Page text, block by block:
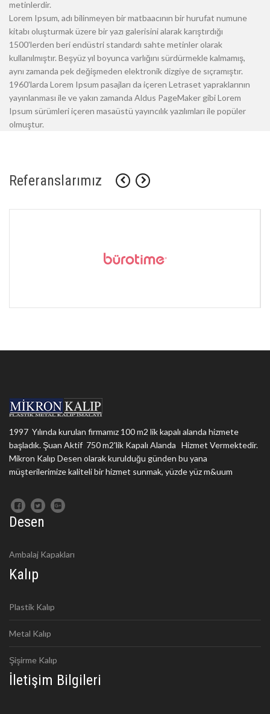
metinlerdir.
Lorem Ipsum, adı bilinmeyen bir matbaacının bir hurufat numune
kitabı oluşturmak üzere bir yazı galerisini alarak karıştırdığı
1500'lerden beri endüstri standardı sahte metinler olarak
kullanılmıştır. Beşyüz yıl boyunca varlığını sürdürmekle kalmamış,
aynı zamanda pek değişmeden elektronik dizgiye de sıçramıştır.
1960'larda Lorem Ipsum pasajları da içeren Letraset yapraklarının
yayınlanması ile ve yakın zamanda Aldus PageMaker gibi Lorem
Ipsum sürümleri içeren masaüstü yayıncılık yazılımları ile popüler
olmuştur.
Referanslarımız
1997 Yılında kurulan firmamız 100 m2 lik kapalı alanda hizmete
başladık. Şuan Aktif 750 m2'lik Kapalı Alanda Hizmet Vermektedir.
Mikron Kalıp Desen olarak kurulduğu günden bu yana
müşterilerimize kaliteli bir hizmet sunmak, yüzde yüz m&uum
Desen
Ambalaj Kapakları
Kalıp
Plastik Kalıp
Metal Kalıp
Şişirme Kalıp
İletişim Bilgileri